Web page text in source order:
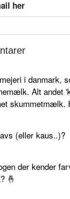
her
i danmark,
Alt andet
skummetmælk.
(eller kaus..)?
der kender
🤞